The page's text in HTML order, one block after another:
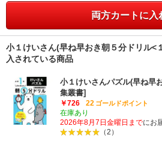
両方カートに入
小１けいさん(早ね早おき朝５分ドリル<
入されている商品
小１けいさんパズル(早ね早
集叢書]
￥726 22 ゴールドポイント
在庫あり
2026年8月7日金曜日までにお
（2）